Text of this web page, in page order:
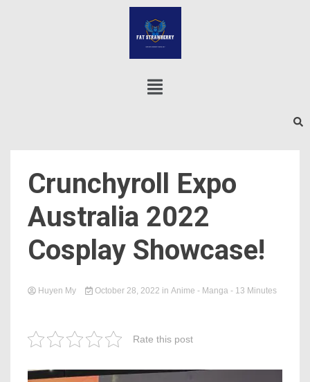
Crunchyroll Expo
Australia 2022
Cosplay Showcase!
Huyen My October 28, 2022 in Anime - Manga - 13 Minutes
Rate this post